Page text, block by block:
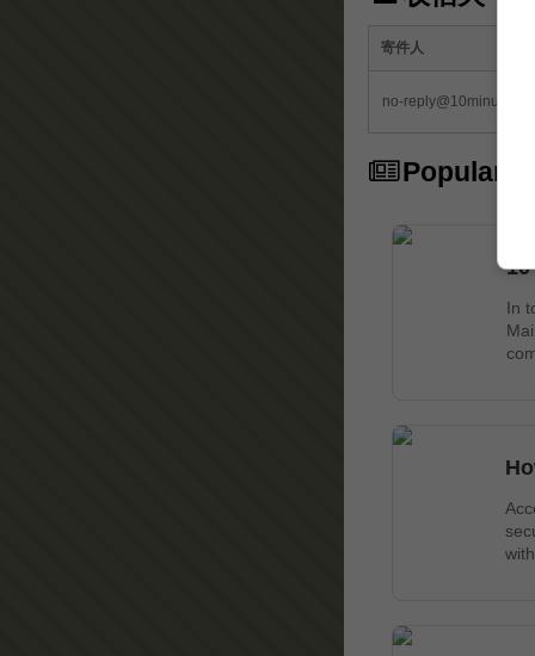
寄件人
no-
Popular
In